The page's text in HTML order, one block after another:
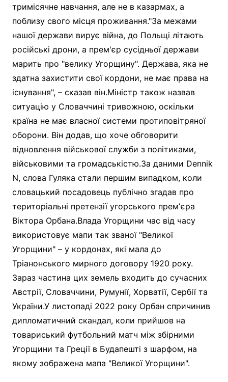
тримісячне навчання, але не в казармах, а
поблизу свого місця проживання."За межами
нашої держави вирує війна, до Польщі літають
російські дрони, а прем'єр сусідньої держави
марить про "велику Угорщину". Держава, яка не
здатна захистити свої кордони, не має права на
існування", – сказав він.Міністр також назвав
ситуацію у Словаччині тривожною, оскільки
країна не має власної системи протиповітряної
оборони. Він додав, що хоче обговорити
відновлення військової служби з політиками,
військовими та громадськістю.За даними Dennik
N, слова Гуляка стали першим випадком, коли
словацький посадовець публічно згадав про
територіальні претензії угорського премʼєра
Віктора Орбана.Влада Угорщини час від часу
використовує мапи так званої "Великої
Угорщини" – у кордонах, які мала до
Тріанонського мирного договору 1920 року.
Зараз частина цих земель входить до сучасних
Австрії, Словаччини, Румунії, Хорватії, Сербії та
України.У листопаді 2022 року Орбан спричинив
дипломатичний скандал, коли прийшов на
товариський футбольний матч між збірними
Угорщини та Греції в Будапешті з шарфом, на
якому зображена мапа "Великої Угорщини".